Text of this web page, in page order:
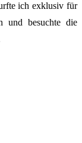
ich exklusiv für
und besuchte die